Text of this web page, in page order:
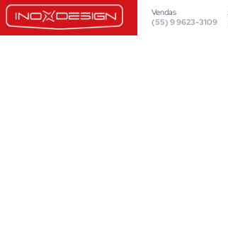
Vendas
(55) 9 9623-3109